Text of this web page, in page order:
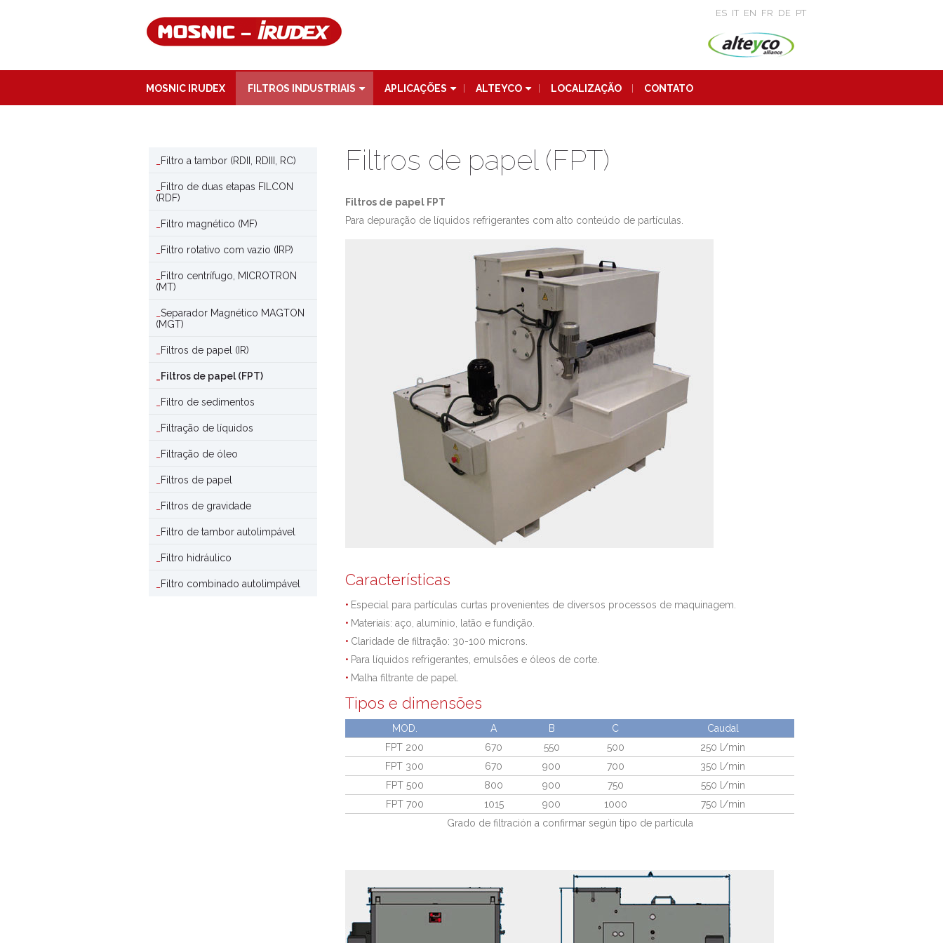
MOSNIC IRUDEX FILTROS INDUSTRIAIS APLICAÇÕES ALTEYCO LOCALIZAÇÃO CONTATO
ES IT EN FR DE PT
Filtro a tambor (RDII, RDIII, RC)
Filtro de duas etapas FILCON
(RDF)
Filtro magnético (MF)
Filtro rotativo com vazio (IRP)
Filtro centrífugo, MICROTRON
(MT)
Separador Magnético MAGTON
(MGT)
Filtros de papel (IR)
Filtros de papel (FPT)
Filtro de sedimentos
Filtração de líquidos
Filtração de óleo
Filtros de papel
Filtros de gravidade
Filtro de tambor autolimpável
Filtro hidráulico
Filtro combinado autolimpável
Filtros de papel (FPT)
Filtros de papel FPT
Para depuração de líquidos refrigerantes com alto conteúdo de partículas.
Características
Especial para partículas curtas provenientes de diversos processos de maquinagem.
Materiais: aço, alumínio, latão e fundição.
Claridade de filtração: 30-100 microns.
Para líquidos refrigerantes, emulsões e óleos de corte.
Malha filtrante de papel.
Tipos e dimensões
MOD. A B C
Caudal
FPT 200
670 550 500
250 l/min
FPT 300
670 900 700
350 l/min
FPT 500
800 900 750
550 l/min
FPT 700
1015 900 1000
750 l/min
Grado de filtración a confirmar según tipo de partícula